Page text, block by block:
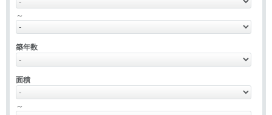
～
築年数
面積
～